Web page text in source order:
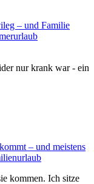
– und Familie
nur krank war - ein
– und meistens
kommen. Ich sitze